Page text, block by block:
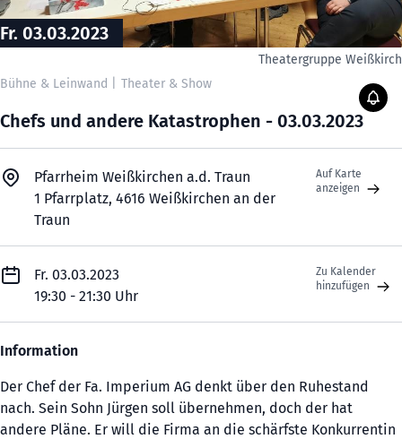
Fr. 03.03.2023
Theatergruppe
Bühne & Leinwand
Theater & Show
Chefs und andere Katastrophen - 03.03.2023
Pfarrheim Weißkirchen a.d. Traun
1 Pfarrplatz, 4616 Weißkirchen an der
Traun
Auf Karte
anzeigen
Fr. 03.03.2023
19:30 - 21:30 Uhr
Zu Kalender
hinzufügen
Information
Der Chef der Fa. Imperium AG denkt über den Ruhestand
nach. Sein Sohn Jürgen soll übernehmen, doch der hat
andere Pläne. Er will die Firma an die schärfste Konkurrentin